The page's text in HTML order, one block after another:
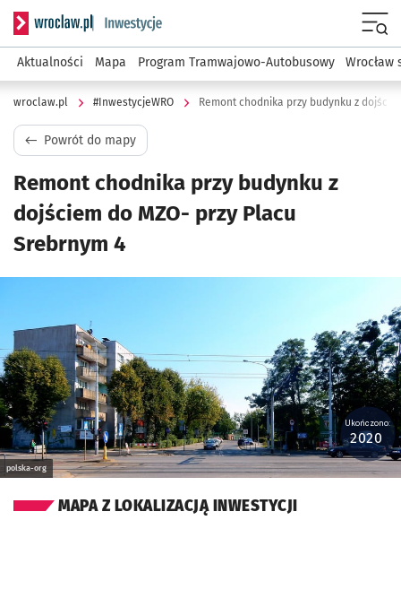
Serwis informacyjny wroclaw.pl podserwis:
Aktualności Mapa Program Tramwajowo-Autobusowy Wrocław
wroclaw.pl #InwestycjeWRO Remont chodnika przy budynku z
Powrót do mapy
Remont chodnika przy budynku z
dojściem do MZO- przy Placu
Srebrnym 4
polska-org
Ukończono:
2020
MAPA Z LOKALIZACJĄ INWESTYCJI